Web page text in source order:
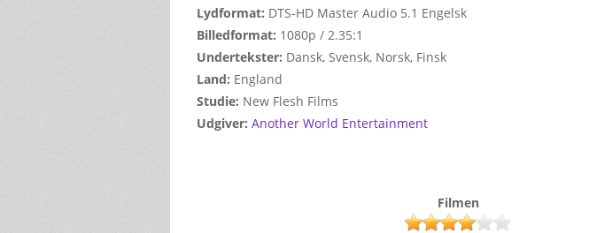
Lydformat: DTS-HD Master Audio 5.1 Engelsk
Billedformat: 1080p / 2.35:1
Undertekster: Dansk, Svensk, Norsk, Finsk
Land: England
Studie: New Flesh Films
Udgiver: Another World Entertainment
Filmen